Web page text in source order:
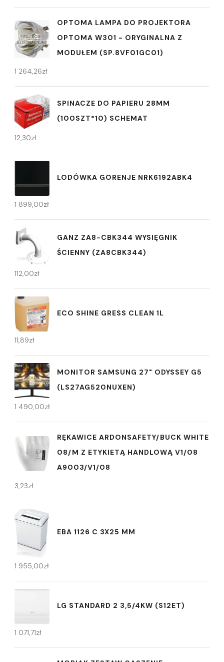
OPTOMA LAMPA DO PROJEKTORA
OPTOMA W301 - ORYGINALNA Z
MODUŁEM (SP.8VF01GC01)
1 264,26zł
SPINACZE DO PAPIERU 28MM
(100SZT*10) SCHEMAT
12,30zł
LODÓWKA GORENJE NRK6192ABK4
1 899,00zł
GANZ ZA8-CBK344 WYSIĘGNIK
ŚCIENNY (ZA8CBK344)
112,00zł
ECO SHINE GRESS CLEAN 1L
11,89zł
MONITOR SAMSUNG 27" ODYSSEY G5
(LS27AG520NUXEN)
1 490,00zł
RĘKAWICE ARDONSAFETY/BUCK WHITE
08/M Z ETYKIETĄ HANDLOWĄ V1/08
A9003/V1/08
3,23zł
EBA 1126 C 3X25 MM
1 955,00zł
LG STANDARD 2 3,5/4KW (S12ET)
1 071,71zł